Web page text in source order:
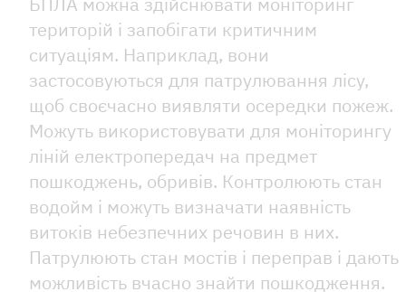
територій і запобігати критичним
ситуаціям. Наприклад, вони
застосовуються для патрулювання лісу,
щоб своєчасно виявляти осередки пожеж.
Можуть використовувати для моніторингу
ліній електропередач на предмет
пошкоджень, обривів. Контролюють стан
водойм і можуть визначати наявність
витоків небезпечних речовин в них.
Патрулюють стан мостів і переправ і дають
можливість вчасно знайти пошкодження.